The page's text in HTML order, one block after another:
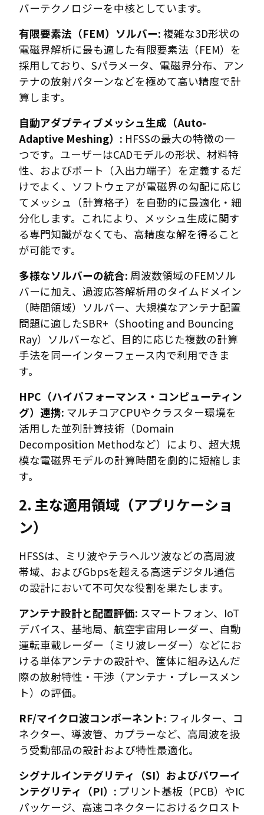
バーテクノロジーを中核としています。
有限要素法（FEM）ソルバー: 複雑な3D形状の
電磁界解析に最も適した有限要素法（FEM）を
採用しており、Sパラメータ、電磁界分布、アン
テナの放射パターンなどを極めて高い精度で計
算します。
自動アダプティブメッシュ生成（Auto-
Adaptive Meshing）: HFSSの最大の特徴の一
つです。ユーザーはCADモデルの形状、材料特
性、およびポート（入出力端子）を定義するだ
けでよく、ソフトウェアが電磁界の勾配に応じ
てメッシュ（計算格子）を自動的に最適化・細
分化します。これにより、メッシュ生成に関す
る専門知識がなくても、高精度な解を得ること
が可能です。
多様なソルバーの統合: 周波数領域のFEMソル
バーに加え、過渡応答解析用のタイムドメイン
（時間領域）ソルバー、大規模なアンテナ配置
問題に適したSBR+（Shooting and Bouncing
Ray）ソルバーなど、目的に応じた複数の計算
手法を同一インターフェース内で利用できま
す。
HPC（ハイパフォーマンス・コンピューティン
グ）連携: マルチコアCPUやクラスター環境を
活用した並列計算技術（Domain
Decomposition Methodなど）により、超大規
模な電磁界モデルの計算時間を劇的に短縮しま
す。
2. 主な適用領域（アプリケーショ
ン）
HFSSは、ミリ波やテラヘルツ波などの高周波
帯域、およびGbpsを超える高速デジタル通信
の設計において不可欠な役割を果たします。
アンテナ設計と配置評価: スマートフォン、IoT
デバイス、基地局、航空宇宙用レーダー、自動
運転車載レーダー（ミリ波レーダー）などにお
ける単体アンテナの設計や、筐体に組み込んだ
際の放射特性・干渉（アンテナ・プレースメン
ト）の評価。
RF/マイクロ波コンポーネント: フィルター、コ
ネクター、導波管、カプラーなど、高周波を扱
う受動部品の設計および特性最適化。
シグナルインテグリティ（SI）およびパワーイ
ンテグリティ（PI）: プリント基板（PCB）やIC
パッケージ、高速コネクターにおけるクロスト